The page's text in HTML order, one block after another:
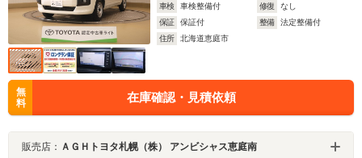
車検
車検整備付 修復
なし
保証
保証付 整備
法定整備付
住所
北海道恵庭市
無
料
在庫確認・見積依頼
販売店： ＡＧＨトヨタ札幌（株） アンビシャス恵庭南